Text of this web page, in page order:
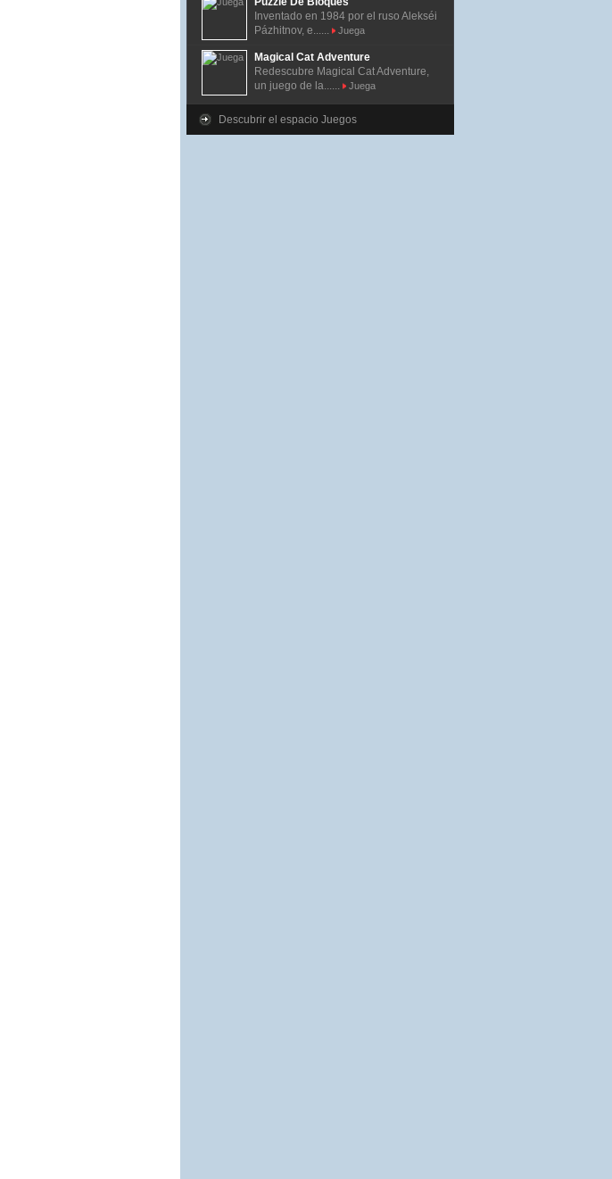
Inventado en 1984 por el ruso Alekséi
Pázhitnov, e......
Juega
Magical Cat Adventure
Redescubre Magical Cat Adventure,
un juego de la......
Juega
Descubrir el espacio Juegos